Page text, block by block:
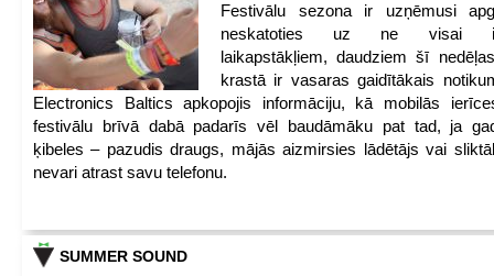
Festivālu sezona ir uzņēmusi
neskatoties uz ne visai
laikapstākļiem, daudziem šī
krastā ir vasaras gaidītākais
Electronics Baltics apkopojis informāciju, kā mobilās
festivālu brīvā dabā padarīs vēl baudāmāku pat tad, ja
ķibeles – pazudis draugs, mājās aizmirsies lādētājs vai
nevari atrast savu telefonu.
SUMMER SOUND